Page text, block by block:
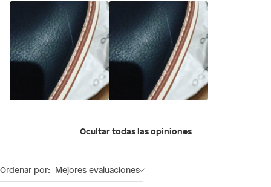
Ocultar todas las opiniones
Ordenar por: Mejores evaluaciones